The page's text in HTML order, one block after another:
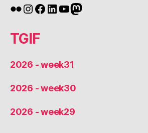
Flickr
Instagram
Facebook
LinkedIn
YouTube
Mastodon
TGIF
2026 - week31
2026 - week30
2026 - week29